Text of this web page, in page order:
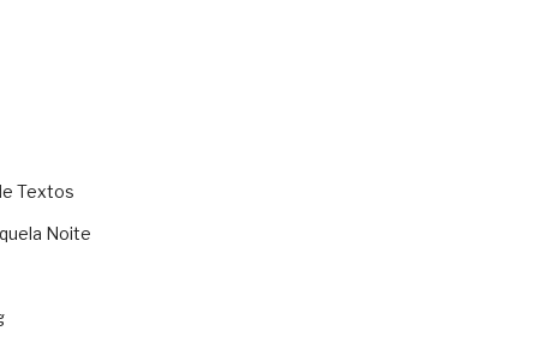
Textos
Noite